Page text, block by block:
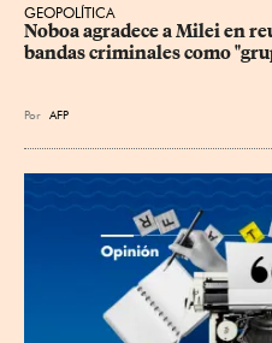
GEOPOLÍTICA
Noboa agradece a Milei en
bandas criminales como
Por AFP